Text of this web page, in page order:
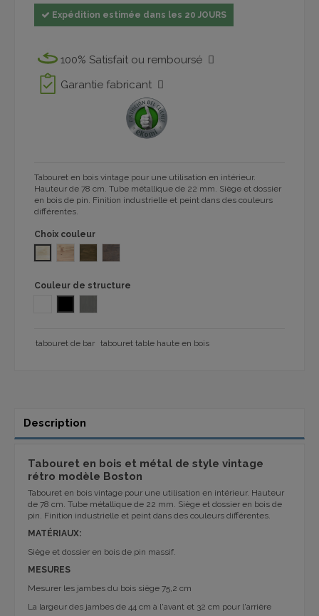
Expédition estimée dans les 20 JOURS
100% Satisfait ou remboursé
Garantie fabricant
Tabouret en bois vintage pour une utilisation en intérieur.
Hauteur de 78 cm. Tube métallique de 22 mm. Siège et dossier
en bois de pin. Finition industrielle et peint dans des couleurs
différentes.
Choix couleur
PINO BLANCO 2 1022
PINO NATURAL 1022
Couleur de structure
tabouret de bar tabouret table haute en bois
Description
Tabouret en bois et métal de style vintage
rétro modèle Boston
Tabouret en bois vintage pour une utilisation en intérieur. Hauteur
de 78 cm. Tube métallique de 22 mm. Siège et dossier en bois de
pin. Finition industrielle et peint dans des couleurs différentes.
MATÉRIAUX:
Siège et dossier en bois de pin massif.
MESURES
Mesurer les jambes du bois siège 75,2 cm
La largeur des jambes de 44 cm à l'avant et 32 cm pour l'arrière